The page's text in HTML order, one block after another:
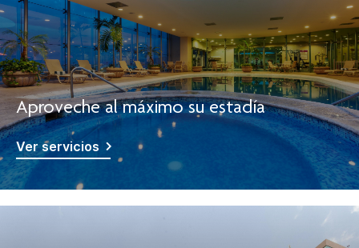
Aproveche al máximo su estadía
Ver servicios